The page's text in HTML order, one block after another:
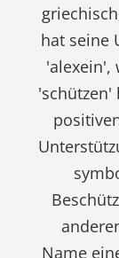
hat seine
'alexein',
Name